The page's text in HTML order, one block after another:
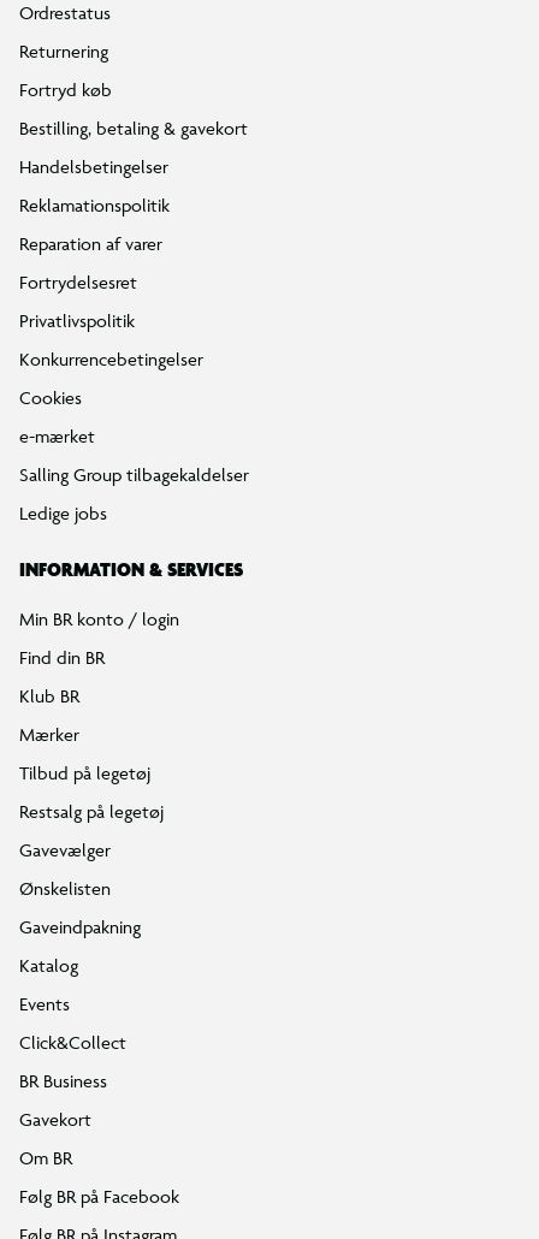
Ordrestatus
Returnering
Fortryd køb
Bestilling, betaling & gavekort
Handelsbetingelser
Reklamationspolitik
Reparation af varer
Fortrydelsesret
Privatlivspolitik
Konkurrencebetingelser
Cookies
e-mærket
Salling Group tilbagekaldelser
Ledige jobs
INFORMATION & SERVICES
Min BR konto / login
Find din BR
Klub BR
Mærker
Tilbud på legetøj
Restsalg på legetøj
Gavevælger
Ønskelisten
Gaveindpakning
Katalog
Events
Click&Collect
BR Business
Gavekort
Om BR
Følg BR på Facebook